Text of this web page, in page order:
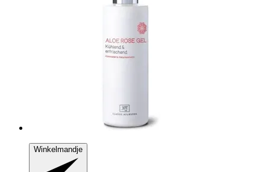
Winkelmandje